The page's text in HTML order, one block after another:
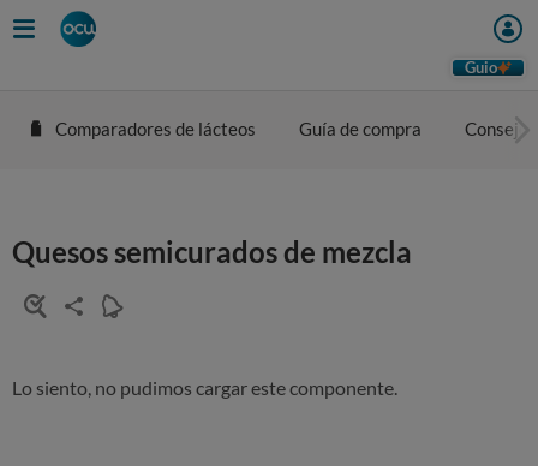
Guio
Comparadores de lácteos Guía de compra
Quesos semicurados de mezcla
Lo siento, no pudimos cargar este componente.